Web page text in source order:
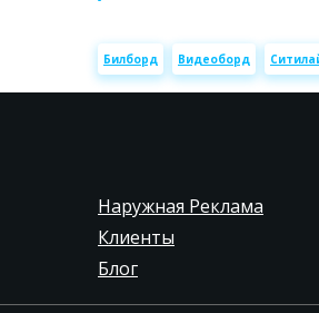
Билборд Видеоборд
Наружная Реклама
Клиенты
Блог